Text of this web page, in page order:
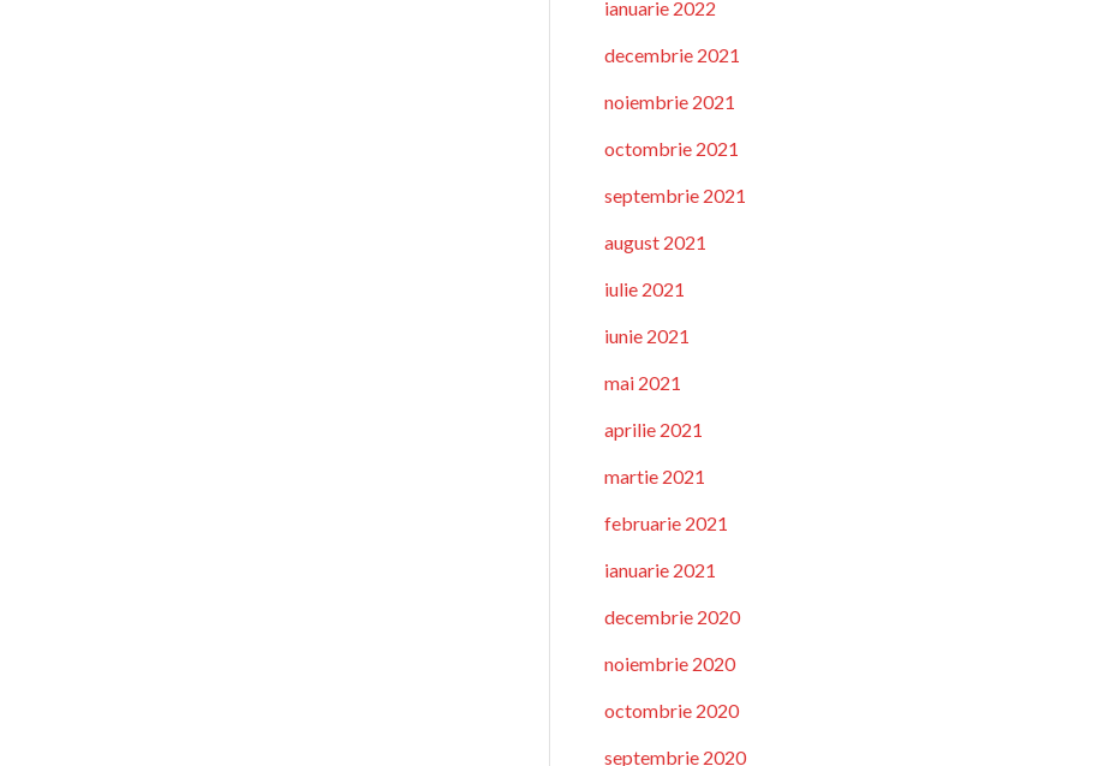
ianuarie 2022
decembrie 2021
noiembrie 2021
octombrie 2021
septembrie 2021
august 2021
iulie 2021
iunie 2021
mai 2021
aprilie 2021
martie 2021
februarie 2021
ianuarie 2021
decembrie 2020
noiembrie 2020
octombrie 2020
septembrie 2020